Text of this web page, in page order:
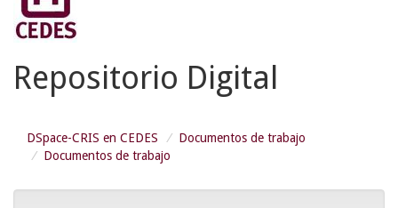
Repositorio Digital
DSpace-CRIS en CEDES
Documentos de trabajo
Documentos de trabajo